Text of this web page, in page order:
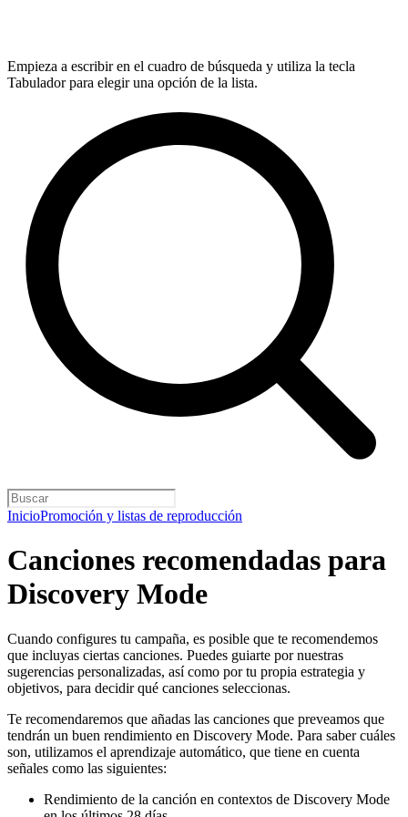
Empieza a escribir en el cuadro de búsqueda y utiliza la tecla
Tabulador para elegir una opción de la lista.
InicioPromoción y listas de reproducción
Canciones recomendadas para
Discovery Mode
Cuando configures tu campaña, es posible que te recomendemos
que incluyas ciertas canciones. Puedes guiarte por nuestras
sugerencias personalizadas, así como por tu propia estrategia y
objetivos, para decidir qué canciones seleccionas.
Te recomendaremos que añadas las canciones que preveamos que
tendrán un buen rendimiento en Discovery Mode. Para saber cuáles
son, utilizamos el aprendizaje automático, que tiene en cuenta
señales como las siguientes:
Rendimiento de la canción en contextos de Discovery Mode